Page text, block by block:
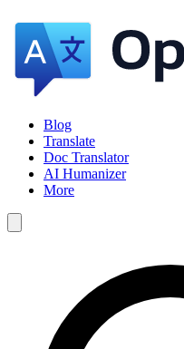
Blog
Translate
Doc Translator
AI Humanizer
More